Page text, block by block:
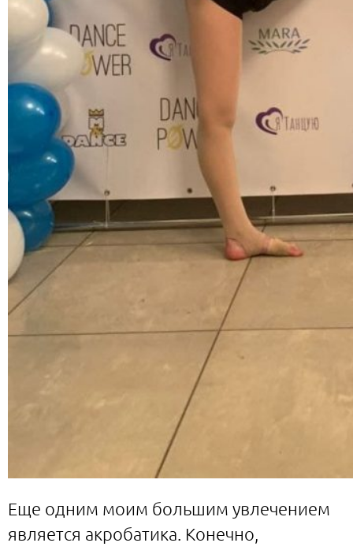
Еще одним моим большим увлечением
является акробатика. Конечно,